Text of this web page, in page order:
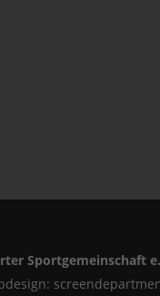
Sportgemeinschaft